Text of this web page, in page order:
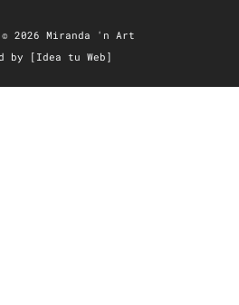
2026 Miranda 'n Art
by [Idea tu Web]